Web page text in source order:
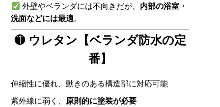
外壁やベランダには不向きだが、 内部の浴室・
洗面などには最適。
🟡 ウレタン【ベランダ防水の定
番】
伸縮性に優れ、動きのある構造部に対応可能
紫外線に弱く、 原則的に塗装が必要